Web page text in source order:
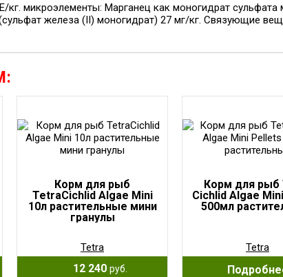
микроэлементы: Марганец как моногидрат сульфата
железа (II) моногидрат) 27 мг/кг. Связующие
Корм для рыб
TetraCichlid Algae Mini
10л растительные мини
гранулы
Tetra
12 240 руб.
Корм для рыб
Cichlid Algae
500мл
Tetra